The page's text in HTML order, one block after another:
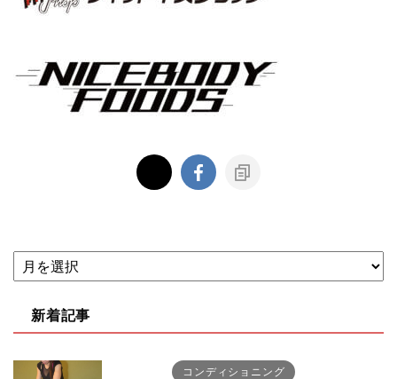
新着記事
コンディショニング